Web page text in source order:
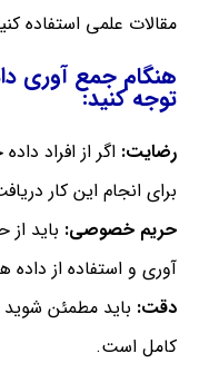
مقالات علمی استفاده
هنگام جمع آوری
توجه کنید:
رضایت: اگر از افراد
برای انجام این کار
حریم خصوصی: باید
آوری و استفاده از
دقت: باید مطمئن
کامل است.